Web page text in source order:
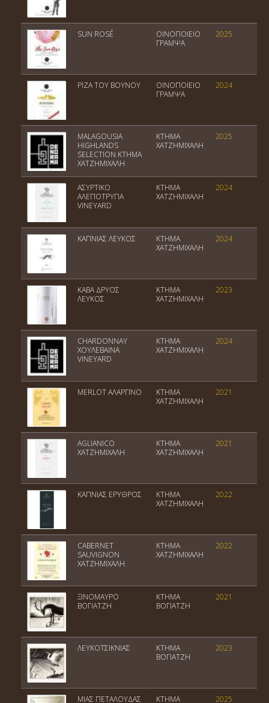
SUN ROSÉ
ΟΙΝΟΠΟΙΕΙΟ
ΓΡΑΜΨΑ
2025
ΡΙΖΑ ΤΟΥ ΒΟΥΝΟΥ
ΟΙΝΟΠΟΙΕΙΟ
ΓΡΑΜΨΑ
2024
MALAGOUSIA
HIGHLANDS
SELECTION ΚΤΗΜΑ
ΧΑΤΖΗΜΙΧΑΛΗ
ΚΤΗΜΑ
ΧΑΤΖΗΜΙΧΑΛΗ
2025
ΑΣΥΡΤΙΚΟ
ΑΛΕΠΟΤΡΥΠΑ
VINEYARD
ΚΤΗΜΑ
ΧΑΤΖΗΜΙΧΑΛΗ
2024
ΚΑΠΝΙΑΣ ΛΕΥΚΟΣ
ΚΤΗΜΑ
ΧΑΤΖΗΜΙΧΑΛΗ
2024
ΚΑΒΑ ΔΡΥΟΣ
ΛΕΥΚΟΣ
ΚΤΗΜΑ
ΧΑΤΖΗΜΙΧΑΛΗ
2023
CHARDONNAY
ΧΟΥΛΕΒΑΙΝΑ
VINEYARD
ΚΤΗΜΑ
ΧΑΤΖΗΜΙΧΑΛΗ
2024
MERLOT ΑΛΑΡΓΙΝΟ
ΚΤΗΜΑ
ΧΑΤΖΗΜΙΧΑΛΗ
2021
AGLIANICO
ΧΑΤΖΗΜΙΧΑΛΗ
ΚΤΗΜΑ
ΧΑΤΖΗΜΙΧΑΛΗ
2021
ΚΑΠΝΙΑΣ ΕΡΥΘΡΟΣ
ΚΤΗΜΑ
ΧΑΤΖΗΜΙΧΑΛΗ
2022
CABERNET
SAUVIGNON
ΧΑΤΖΗΜΙΧΑΛΗ
ΚΤΗΜΑ
ΧΑΤΖΗΜΙΧΑΛΗ
2022
ΞΙΝΟΜΑΥΡΟ
ΒΟΓΙΑΤΖΗ
ΚΤΗΜΑ
ΒΟΓΙΑΤΖΗ
2021
ΛΕΥΚΟΤΣΙΚΝΙΑΣ
ΚΤΗΜΑ
ΒΟΓΙΑΤΖΗ
2023
ΜΙΑΣ ΠΕΤΑΛΟΥΔΑΣ
ΚΤΗΜΑ
2025